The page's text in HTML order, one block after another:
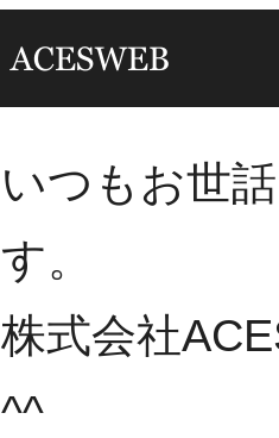
いつもお世
す。
株式会社
^^